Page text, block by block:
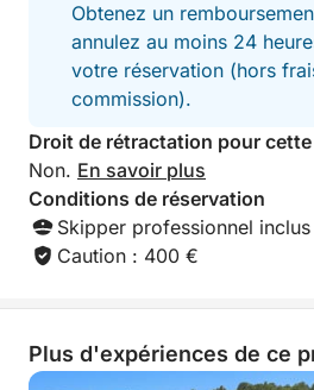
Obtenez un
annulez au moins 24
votre réservation (hors
commission).
Droit de rétractation pour
Non. En savoir plus
Conditions de réservation
Skipper professionnel inclus
Caution : 400 €
Plus d'expériences de ce